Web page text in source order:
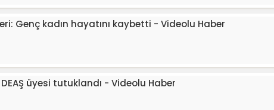
Genç kadın hayatını kaybetti - Videolu Haber
üyesi tutuklandı - Videolu Haber